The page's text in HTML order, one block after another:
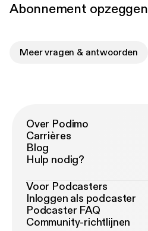
Abonnement opzeggen
Meer vragen & antwoorden
Over Podimo
Carrières
Blog
Hulp nodig?
Voor Podcasters
Inloggen als podcaster
Podcaster FAQ
Community-richtlijnen